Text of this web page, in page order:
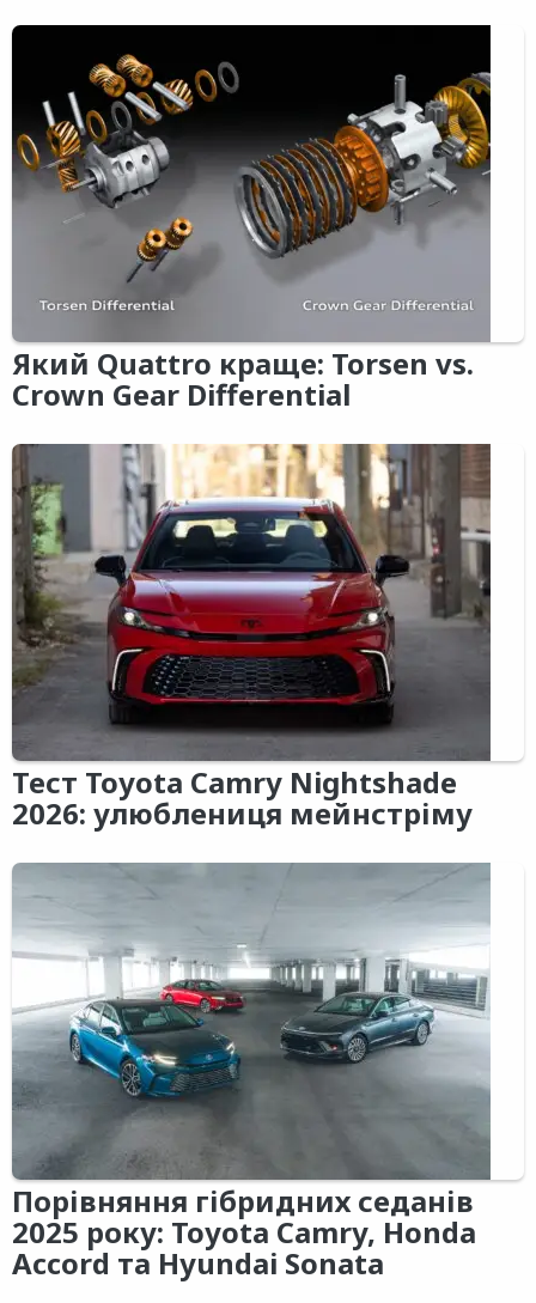
Який Quattro краще: Torsen vs.
Crown Gear Differential
Тест Toyota Camry Nightshade
2026: улюблениця мейнстріму
Порівняння гібридних седанів
2025 року: Toyota Camry, Honda
Accord та Hyundai Sonata